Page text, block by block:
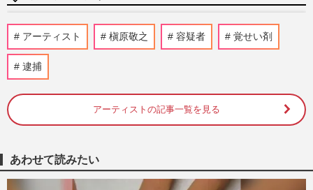
槇原敬之が米歌手ビリー・ジョエルの一夜
限りラスト来日公演に「ひっそり並ぶ姿」
槇原敬之の“禊”は終わってない!? 平成に
最も売れた曲『世界に一つだけの花』完全
週刊女性PRIME
アーティスト 槇原敬之 容疑者 覚せい剤
逮捕
アーティストの記事一覧を見る
あわせて読みたい